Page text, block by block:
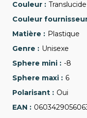
Translucide
Plastique
Unisexe
-8
6
Oui